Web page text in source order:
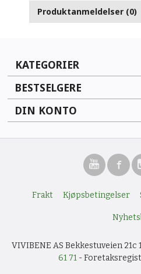
Produktanmeldelser (0)
KATEGORIER
BESTSELGERE
DIN KONTO
Frakt Kjøpsbetingelser
VIVIBENE AS Bekkestuveien 21c
61 71 -